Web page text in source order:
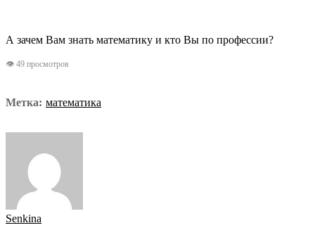
А зачем Вам знать математику и кто Вы по профессии?
👁 49 просмотров
Метка: математика
Senkina